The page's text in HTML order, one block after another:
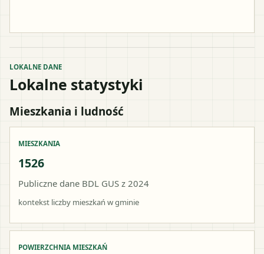
LOKALNE DANE
Lokalne statystyki
Mieszkania i ludność
MIESZKANIA
1526
Publiczne dane BDL GUS z 2024
kontekst liczby mieszkań w gminie
POWIERZCHNIA MIESZKAŃ